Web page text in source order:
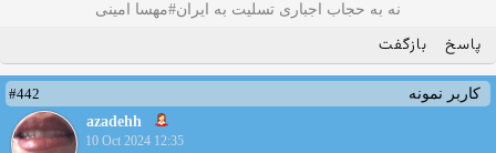
نه به حجاب اجباری تسلیت به ایران#مهسا امینی
پاسخ بازگفت
کاربر نمونه
#442
azadehh
10 Oct 2024 12:35